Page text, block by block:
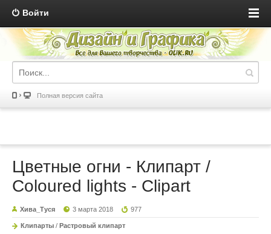
Войти
Полная версия сайта
Цветные огни - Клипарт /
Coloured lights - Clipart
Хива_Туся 3 марта 2018 977
Клипарты / Растровый клипарт